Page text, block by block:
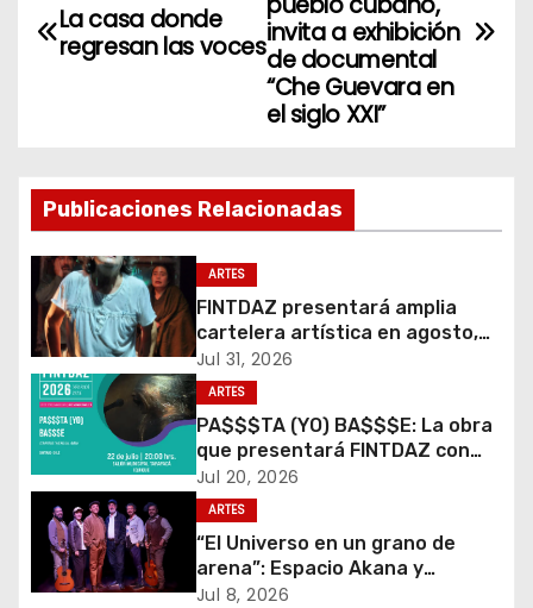
a
a
c
i
ó
n
d
e
e
invita a exhibición
de documental
“Che Guevara en
el siglo XXI”
La casa donde
regresan las voces
Publicaciones Relacionadas
ARTES
FINTDAZ presentará amplia
cartelera artística en agosto,
para anunciar la programación
del Gran Festival 2026
Jul 31, 2026
ARTES
PA$$$TA (YO) BA$$$E: La obra
que presentará FINTDAZ con
funciones inclusivas en el Salón
Municipal Tarapacá
Jul 20, 2026
ARTES
“El Universo en un grano de
arena”: Espacio Akana y
Theater Aber Andersrum
Jul 8, 2026